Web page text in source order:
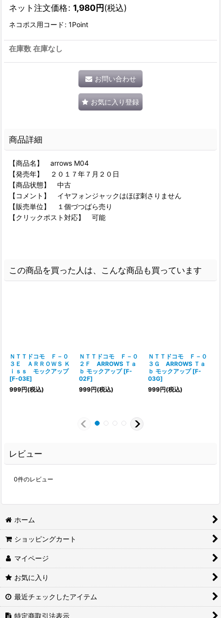
ネット注文価格: 1,980円(税込)
ネコポス用コード : 1Point
在庫数 在庫なし
お問い合わせ
お気に入り登録
商品詳細
【商品名】 arrows M04
【発売年】 ２０１７年７月２０日
【商品状態】 中古
【コメント】 イヤフォンジャックはほぼ刺さりません
【販売単位】 １個づつばら売り
【クリックポスト対応】 可能
この商品を買った人は、こんな商品も買っています
ＮＴＴドコモ Ｆ－０
３Ｅ ＡＲＲＯＷＳ Ｋ
ｉｓｓ モックアップ
[F-03E]
999円(税込)
ＮＴＴドコモ Ｆ－０
２Ｆ ARROWS Ｔａ
ｂ モックアップ [F-
02F]
999円(税込)
ＮＴＴドコモ Ｆ－０
３Ｇ ARROWS Ｔａ
ｂ モックアップ [F-
03G]
999円(税込)
レビュー
0件のレビュー
ホーム
ショッピングカート
マイページ
お気に入り
最近チェックしたアイテム
特定商取引法表示